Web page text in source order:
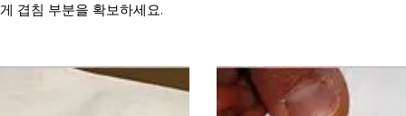
게 겹침 부분을 확보하세요.